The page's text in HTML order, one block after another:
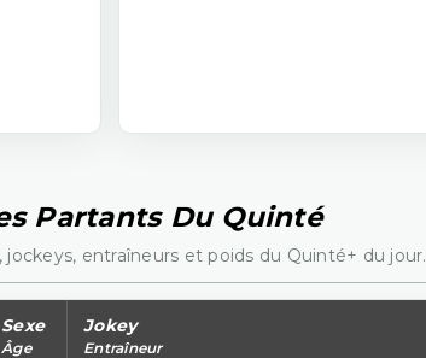
Partants Du Quinté
entraîneurs et poids du Quinté+ du jour.
Sexe
Âge
Jokey
Entraîneur